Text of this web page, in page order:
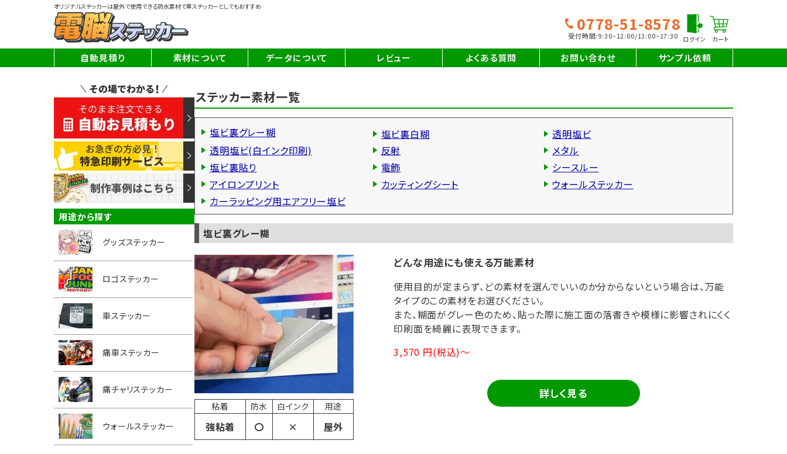
オリジナルステッカーは屋外で使用できる防水素材で車ステッカーとしてもおすすめ
0778-51-8578
受付時間:9:30~12:00/13:00~17:30
自動見積り 素材について データについて レビュー よくある質問 お問い合わせ サンプル依頼
グッズステッカー
ロゴステッカー
車ステッカー
痛車ステッカー
痛チャリステッカー
ウォールステッカー
ステッカー素材一覧
塩ビ裏グレー糊 塩ビ裏白糊
透明塩ビ
透明塩ビ(白インク印刷)
反射
メタル
塩ビ裏貼り
電飾
シースルー
アイロンプリント
カッティングシート
ウォールステッカー
カーラッピング用エアフリー塩ビ
塩ビ裏グレー糊
粘着 防水 白インク 用途
強粘着 〇 × 屋外
どんな用途にも使える万能素材
使用目的が定まらず、どの素材を選んでいいのか分からないという場合は、万能
タイプのこの素材をお選びください。
また、糊面がグレー色のため、貼った際に施工面の落書きや模様に影響されにくく
印刷面を綺麗に表現できます。
3,570 円(税込)～
詳しく見る